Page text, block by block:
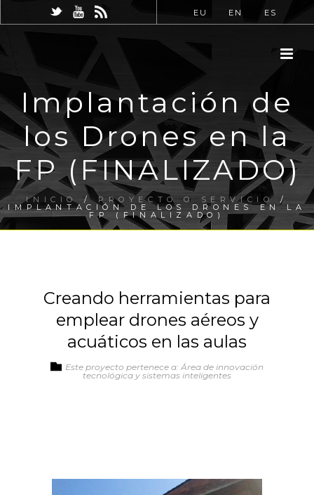
EU EN ES
Implantación de
los Drones en la
FP (FINALIZADO)
INICIO / PROYECTO O SERVICIO /
IMPLANTACIÓN DE LOS DRONES EN LA
FP (FINALIZADO)
Creando herramientas para
emplear drones aéreos y
acuáticos en las aulas
Este proyecto pertenece a: Área de innovación
tecnológica y sistemas inteligentes